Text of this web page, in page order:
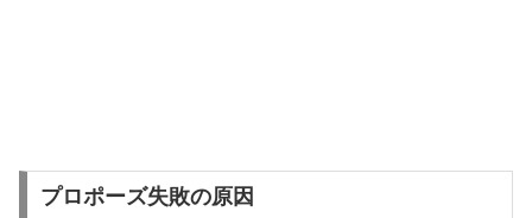
プロポーズ失敗の原因